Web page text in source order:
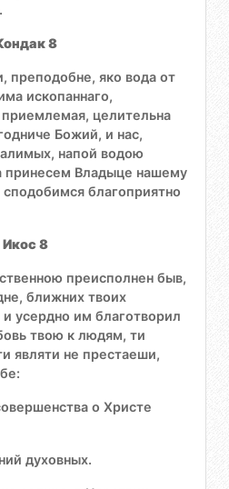
8
преподобне, яко вода от
ископаннаго,
целительна
Божий, и нас,
напой водою
принесем Владыце нашему
благоприятно
Икос 8
преисполнен быв,
ближних твоих
усердно им благотворил
твою к людям, ти
являти не престаеши,
о Христе
духовных.